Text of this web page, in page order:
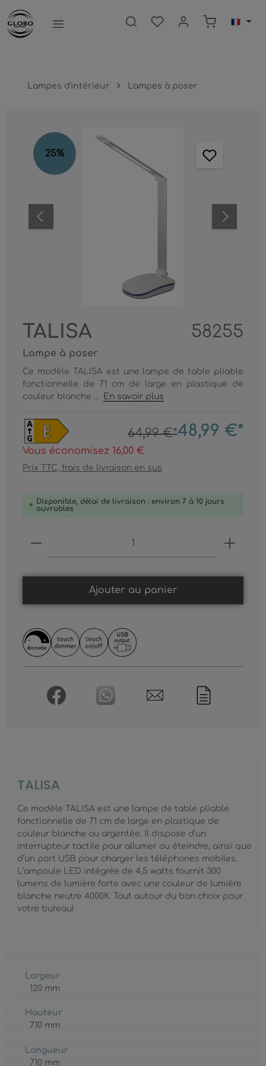
principal Le panier
Lampes d'intérieur Lampes à poser
Ignorer la galerie d'images
25%
TALISA 58255
Lampe à poser
Ce modèle TALISA est une lampe de table pliable
fonctionnelle de 71 cm de large en plastique de
couleur blanche ...
En savoir plus
64,99 €*48,99 €*
Vous économisez 16,00 €
Prix TTC, frais de livraison en sus
Disponible, délai de livraison : environ 7 à 10 jours
ouvrables
Produkt Anzahl: Gib den
Ajouter au panier
TALISA
Ce modèle TALISA est une lampe de table pliable
fonctionnelle de 71 cm de large en plastique de
couleur blanche ou argentée. Il dispose d’un
interrupteur tactile pour allumer ou éteindre, ainsi que
d’un port USB pour charger les téléphones mobiles.
L’ampoule LED intégrée de 4,5 watts fournit 300
lumens de lumière forte avec une couleur de lumière
blanche neutre 4000K. Tout autour du bon choix pour
votre bureau!
Largeur
120 mm
Hauteur
710 mm
Longueur
710 mm